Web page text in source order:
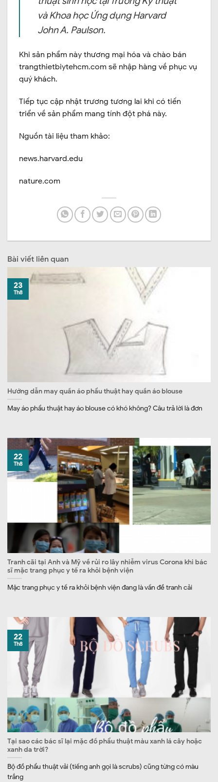
và Khoa học Ứng dụng Harvard
John A. Paulson.
Khi sản phẩm này thương mại hóa và chào bán
trangthietbiytehcm.com sẽ nhập hàng về phục vụ
quý khách.
Tiếp tục cập nhật trương tương lai khi có tiến
triển về sản phẩm mang tính đột phá này.
Nguồn tài liệu tham khảo:
news.harvard.edu
nature.com
Bài viết liên quan
Hướng dẫn may quần áo phẩu thuật hay quần áo blouse
May áo phẩu thuật hay áo blouse có khó không? Câu trả lời là đơn
23
Th8
Tranh cãi tại Anh và Mỹ về rủi ro lây nhiễm virus Corona khi bác
sĩ mặc trang phục y tế ra khỏi bệnh viện
Mặc trang phục y tế ra khỏi bệnh viện đang là vấn đề tranh cải
22
Th8
Tại sao các bác sĩ lại mặc đồ phẩu thuật màu xanh lá cây hoặc
xanh da trời?
Bộ đồ phẩu thuật vải (tiếng anh gọi là scrubs) cũng từng có màu
trắng
22
Th8